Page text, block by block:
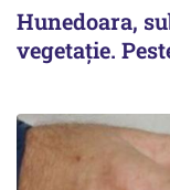
Hunedoara,
vegetație.